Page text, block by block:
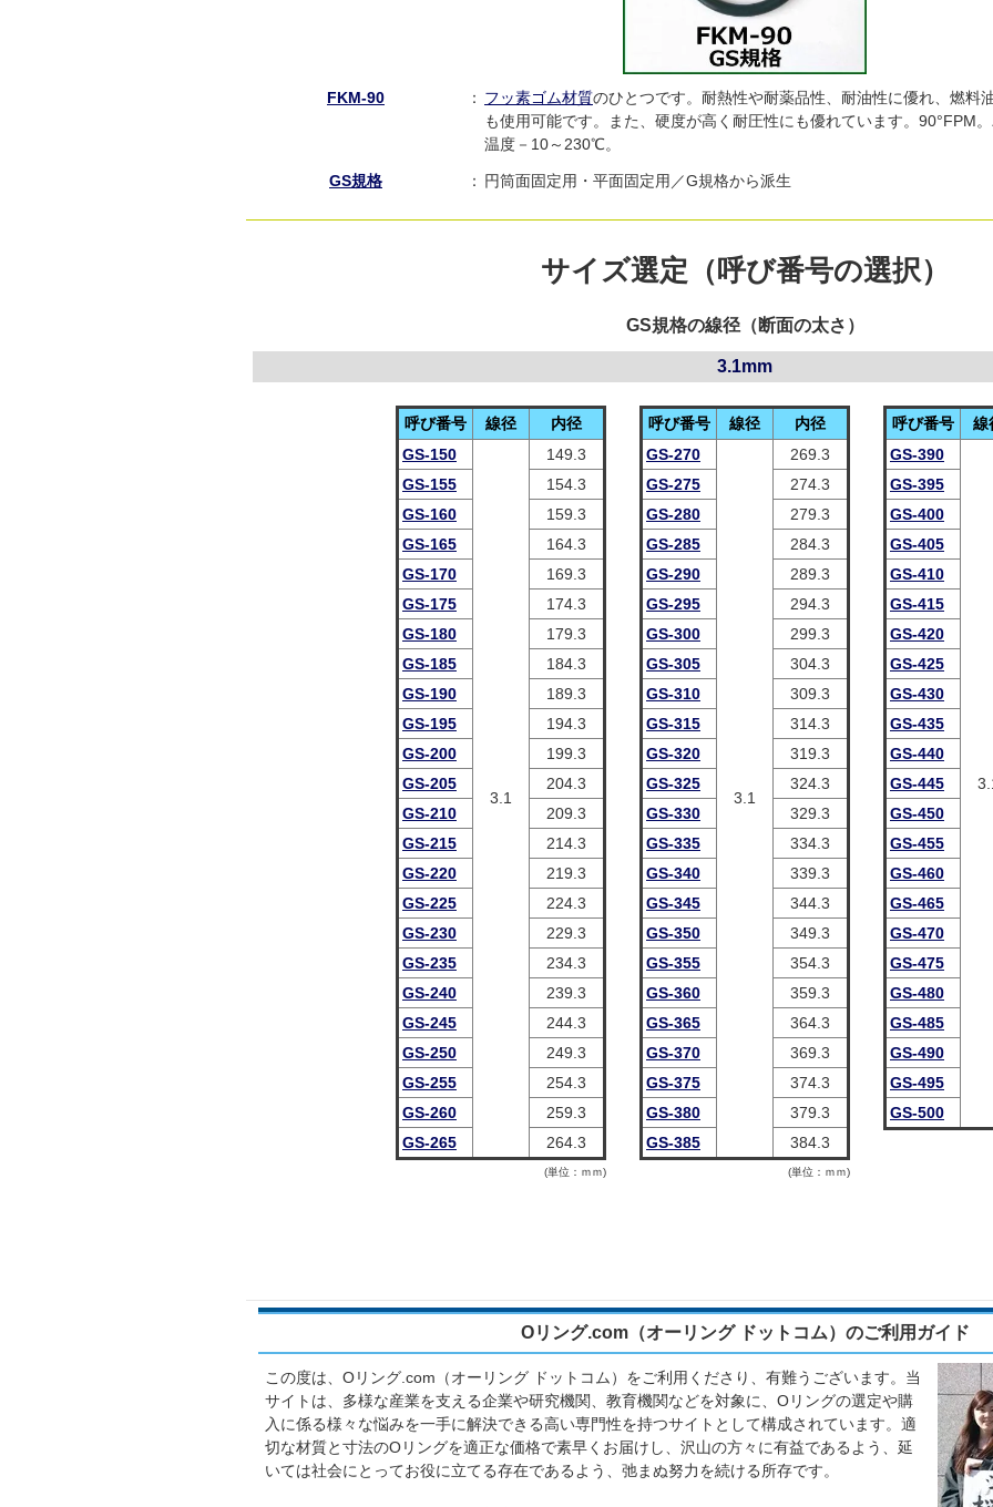
FKM-90 ： フッ素ゴム材質のひとつです。耐熱性や耐薬品性、耐油性に優れ、燃料
も使用可能です。また、硬度が高く耐圧性にも優れています。90°FPM
温度－10～230℃。
GS規格 ： 円筒面固定用・平面固定用／G規格から派生
サイズ選定（呼び番号の選択）
GS規格の線径（断面の太さ）
3.1mm
(単位：ｍｍ)
呼び番号 線径
内径
GS-150
3.1
149.3
GS-155
154.3
GS-160
159.3
GS-165
164.3
GS-170
169.3
GS-175
174.3
GS-180
179.3
GS-185
184.3
GS-190
189.3
GS-195
194.3
GS-200
199.3
GS-205
204.3
GS-210
209.3
GS-215
214.3
GS-220
219.3
GS-225
224.3
GS-230
229.3
GS-235
234.3
GS-240
239.3
GS-245
244.3
GS-250
249.3
GS-255
254.3
GS-260
259.3
GS-265
264.3
(単位：ｍｍ)
呼び番号 線径
内径
GS-270
3.1
269.3
GS-275
274.3
GS-280
279.3
GS-285
284.3
GS-290
289.3
GS-295
294.3
GS-300
299.3
GS-305
304.3
GS-310
309.3
GS-315
314.3
GS-320
319.3
GS-325
324.3
GS-330
329.3
GS-335
334.3
GS-340
339.3
GS-345
344.3
GS-350
349.3
GS-355
354.3
GS-360
359.3
GS-365
364.3
GS-370
369.3
GS-375
374.3
GS-380
379.3
GS-385
384.3
呼び番号
線
GS-390
GS-395
GS-400
GS-405
GS-410
GS-415
GS-420
GS-425
GS-430
GS-435
GS-440
GS-445
GS-450
GS-455
GS-460
GS-465
GS-470
GS-475
GS-480
GS-485
GS-490
GS-495
GS-500
Oリング.com（オーリング ドットコム）のご利用ガイド
この度は、Oリング.com（オーリング ドットコム）をご利用くださり、有難うございます。当
サイトは、多様な産業を支える企業や研究機関、教育機関などを対象に、Oリングの選定や購
入に係る様々な悩みを一手に解決できる高い専門性を持つサイトとして構成されています。適
切な材質と寸法のOリングを適正な価格で素早くお届けし、沢山の方々に有益であるよう、延
いては社会にとってお役に立てる存在であるよう、弛まぬ努力を続ける所存です。